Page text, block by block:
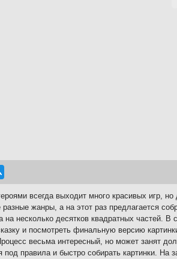
всегда выходит много красивых игр,
жанры, а на этот раз предлагается
на несколько десятков квадратных частей.
и посмотреть финальную версию
весьма интересный, но может занят
под правила и быстро собирать картинки.